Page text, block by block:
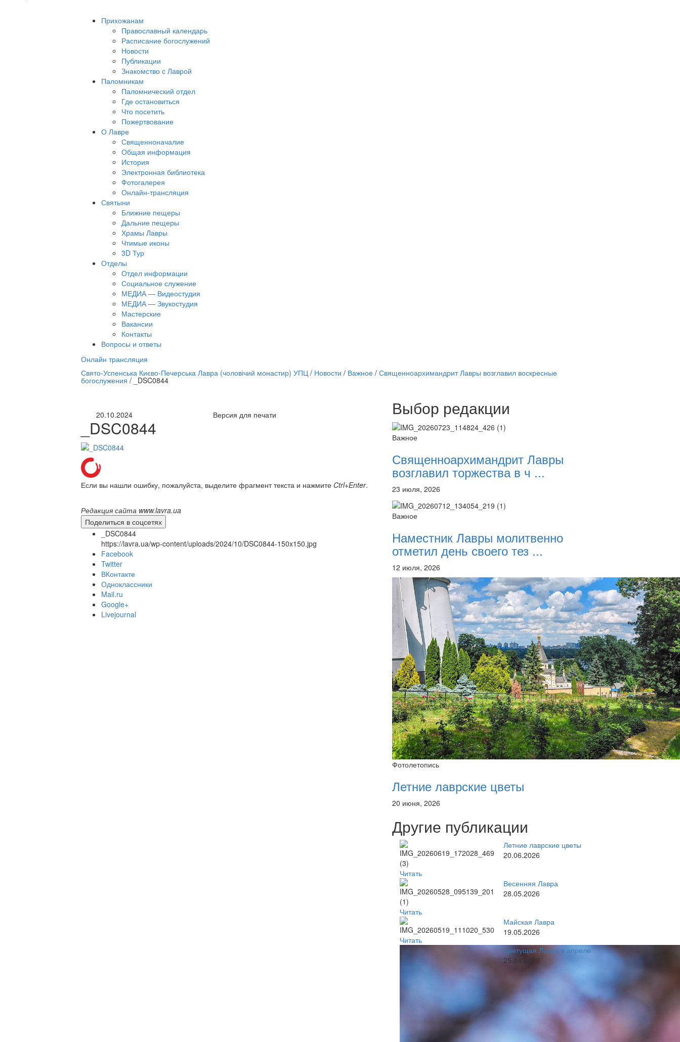
Прихожанам
Православный календарь
Расписание богослужений
Новости
Публикации
Знакомство с Лаврой
Паломникам
Паломнический отдел
Где остановиться
Что посетить
Пожертвование
О Лавре
Священноначалие
Общая информация
История
Электронная библиотека
Фотогалерея
Онлайн-трансляция
Святыни
Ближние пещеры
Дальние пещеры
Храмы Лавры
Чтимые иконы
3D Тур
Отделы
Отдел информации
Социальное служение
МЕДИА — Видеостудия
МЕДИА — Звукостудия
Мастерские
Вакансии
Контакты
Вопросы и ответы
Онлайн трансляция
12 сентября
Онлайн трансляции
12 сентября 2015
12 сентября 2015Название трансляции
12 сентября 2015
12 сентября 2015Название трансляции
12 сентября 2015Название трансляции
Название трансляции
12 сентября 2015Название трансляции
Перейти к архиву
Свято-Успенська Києво-Печерська Лавра (чоловічий монастир) УПЦ/ Новости / Важное/ Священноархимандрит Лавры возглавил воскресные
богослужения / _DSC0844
20.10.2024 Версия для печати
_DSC0844
Если вы нашли ошибку, пожалуйста, выделите фрагмент текста и нажмите Ctrl+Enter.
Редакция сайта www.lavra.ua
Поделиться в соцсетях
_DSC0844
https://lavra.ua/wp-content/uploads/2024/10/DSC0844-150x150.jpg
Facebook
Twitter
ВКонтакте
Одноклассники
Mail.ru
Google+
Livejournal
Выбор редакции
Важное
Священноархимандрит Лавры
возглавил торжества в ч ...
23 июля, 2026
Важное
Наместник Лавры молитвенно
отметил день своего тез ...
12 июля, 2026
Фотолетопись
Летние лаврские цветы
20 июня, 2026
Другие публикации
Читать
Летние лаврские цветы
20.06.2026
Читать
Весенняя Лавра
28.05.2026
Читать
Майская Лавра
19.05.2026
Цветущая Лавра в апреле
25.04.2026